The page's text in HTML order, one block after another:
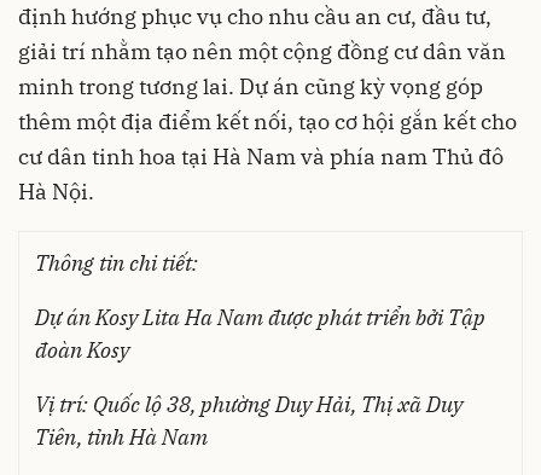
định hướng phục vụ cho nhu cầu an cư, đầu tư,
giải trí nhằm tạo nên một cộng đồng cư dân văn
minh trong tương lai. Dự án cũng kỳ vọng góp
thêm một địa điểm kết nối, tạo cơ hội gắn kết cho
cư dân tinh hoa tại Hà Nam và phía nam Thủ đô
Hà Nội.
Thông tin chi tiết:
Dự án Kosy Lita Ha Nam được phát triển bởi Tập
đoàn Kosy
Vị trí: Quốc lộ 38, phường Duy Hải, Thị xã Duy
Tiên, tỉnh Hà Nam